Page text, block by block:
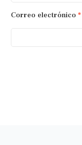
Correo electrónico *